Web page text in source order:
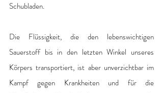
Schubladen.
Die Flüssigkeit, die den lebenswichtigen
Sauerstoff bis in den letzten Winkel unseres
Körpers transportiert, ist aber unverzichtbar im
Kampf gegen Krankheiten und für die